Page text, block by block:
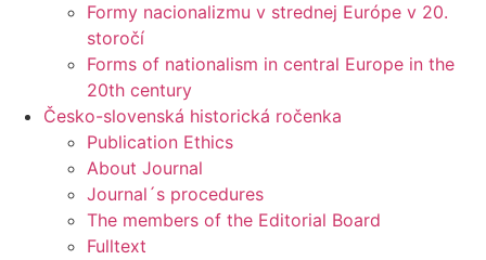
Formy nacionalizmu v strednej Európe v 20.
storočí
Forms of nationalism in central Europe in the
20th century
Česko-slovenská historická ročenka
Publication Ethics
About Journal
Journal´s procedures
The members of the Editorial Board
Fulltext